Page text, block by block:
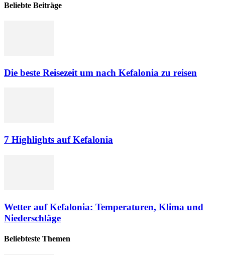
Beliebte Beiträge
Die beste Reisezeit um nach Kefalonia zu reisen
7 Highlights auf Kefalonia
Wetter auf Kefalonia: Temperaturen, Klima und
Niederschläge
Beliebteste Themen